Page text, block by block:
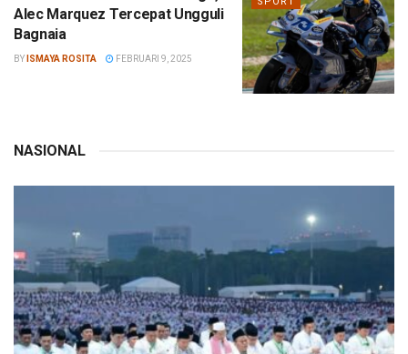
Alec Marquez Tercepat Ungguli
Bagnaia
BY ISMAYA ROSITA FEBRUARI 9, 2025
NASIONAL